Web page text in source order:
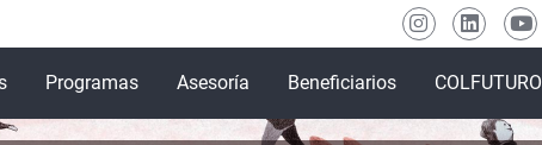
Programas Asesoría Beneficiarios COLFUTURO